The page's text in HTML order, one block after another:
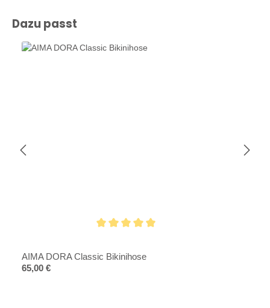
Produktgalerie überspringen
Dazu passt
AIMA DORA Classic Bikinihose
Regulärer Preis:
65,00 €